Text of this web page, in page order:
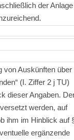
der Anlage
von Auskünften über
(I. Ziffer 2 j TU)
dieser Angaben.
werden, auf
ihm im Hinblick auf
ergänzende